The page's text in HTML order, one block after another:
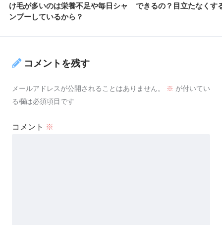
け毛が多いのは栄養不足や毎日シャ
ンプーしているから？
できるの？目立たなくす
コメントを残す
メールアドレスが公開されることはありません。 ※ が付いてい
る欄は必須項目です
コメント ※